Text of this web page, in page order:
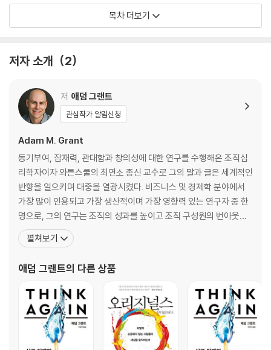
4장 계획적인 놀이와 휴식: 일상에 열정 불어넣기
7장 모든 아이가 앞서가는 사회: 학생들의 잠재력을 최대한 끌어낼 학교
설계하기
8장 황금 캐기: 팀에서 집단 지성 발굴하기
9장 다듬지 않은 다이아몬드 원석: 숨은 잠재력을 지닌 인재 발견하기
나가는 말 _ 먼 길 가기
숨은 잠재력을 실현하는 효과적인 행동 지침
감사의 말
목차 더보기
저자 소개 2
저 애덤 그랜트
관심작가 알림신청
Adam M. Grant
동기부여, 잠재력, 관대함과 창의성에 대한 연구를 수행해온 조직심
리학자이자 와튼스쿨의 최연소 종신 교수로 그의 말과 글은 세계적인
반향을 일으키며 대중을 열광시켰다. 비즈니스 및 경제학 분야에서
가장 많이 인용되고 가장 생산적이며 가장 영향력 있는 연구자 중 한
명으로, 그의 연구는 조직의 성과를 높이고 조직 구성원의 번아웃을
줄이는 데 이바지했다. ‘세계에서 가장 영향력 있는 경영 사상가’ 2위
에 선정되었으며, 《포춘》 선정 ‘40세 미만 영향력 있는 리더 40인’에
교에서 조직심리학 박사 학위를 받았다. 20
펼쳐보기
애덤 그랜트의 다른 상품